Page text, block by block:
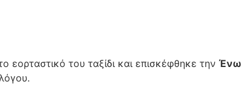
εορταστικό του ταξίδι και επισκέφθηκε την